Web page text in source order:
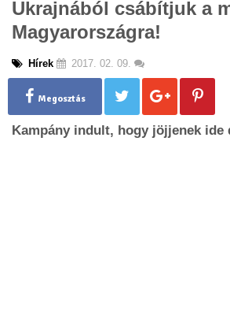
Ukrajnából csábítjuk a
Magyarországra!
Hírek 2017. 02. 09.
Megosztás
Kampány indult, hogy jöjjenek